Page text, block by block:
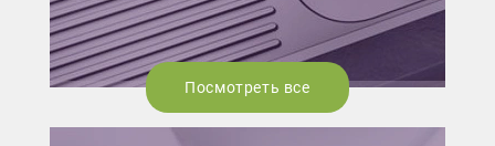
Посмотреть все